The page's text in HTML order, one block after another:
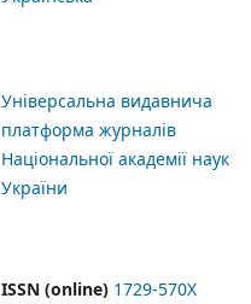
Універсальна видавнича
платформа журналів
Національної академії наук
України
ISSN (online) 1729-570X